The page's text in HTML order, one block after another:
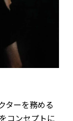
ターを務める
コンセプトに